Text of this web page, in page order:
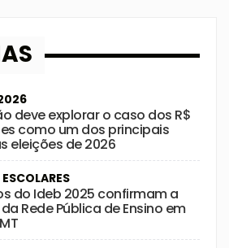
deve explorar o caso dos R$
como um dos principais
eleições de 2026
do Ideb 2025 confirmam a
Rede Pública de Ensino em